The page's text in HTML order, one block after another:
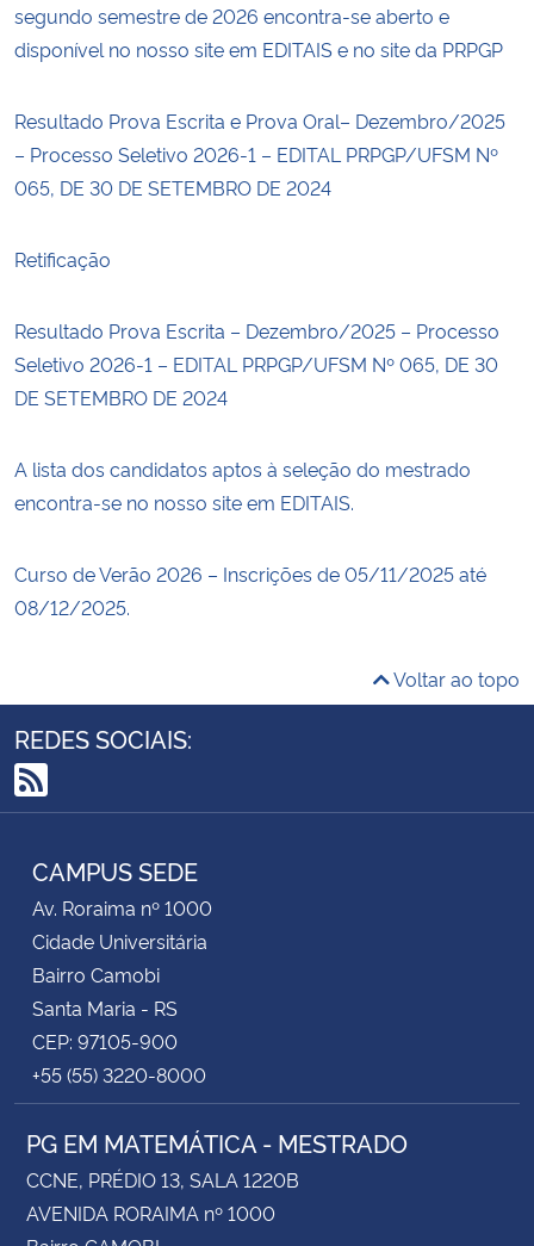
segundo semestre de 2026 encontra-se aberto e
disponível no nosso site em EDITAIS e no site da PRPGP
Resultado Prova Escrita e Prova Oral– Dezembro/2025
– Processo Seletivo 2026-1 – EDITAL PRPGP/UFSM Nº
065, DE 30 DE SETEMBRO DE 2024
Retificação
Resultado Prova Escrita – Dezembro/2025 – Processo
Seletivo 2026-1 – EDITAL PRPGP/UFSM Nº 065, DE 30
DE SETEMBRO DE 2024
A lista dos candidatos aptos à seleção do mestrado
encontra-se no nosso site em EDITAIS.
Curso de Verão 2026 – Inscrições de 05/11/2025 até
08/12/2025.
Voltar ao topo
REDES SOCIAIS:
RSS
CAMPUS SEDE
Av. Roraima nº 1000
Cidade Universitária
Bairro Camobi
Santa Maria - RS
CEP: 97105-900
+55 (55) 3220-8000
PG EM MATEMÁTICA - MESTRADO
CCNE, PRÉDIO 13, SALA 1220B
AVENIDA RORAIMA nº 1000